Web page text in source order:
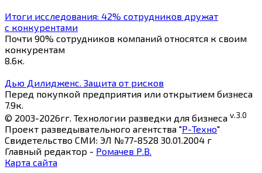
Итоги исследования: 42% сотрудников дружат
с конкурентами
Почти 90% сотрудников компаний относятся к своим
конкурентам
8.6к.
Дью Дилидженс. Защита от рисков
Перед покупкой предприятия или открытием бизнеса
7.9к.
© 2003-2026гг. Технологии разведки для бизнеса v.3.0
Проект разведывательного агентства "Р-Техно"
Свидетельство СМИ: ЭЛ №77-8528 30.01.2004 г
Главный редактор - Ромачев Р.В.
Карта сайта